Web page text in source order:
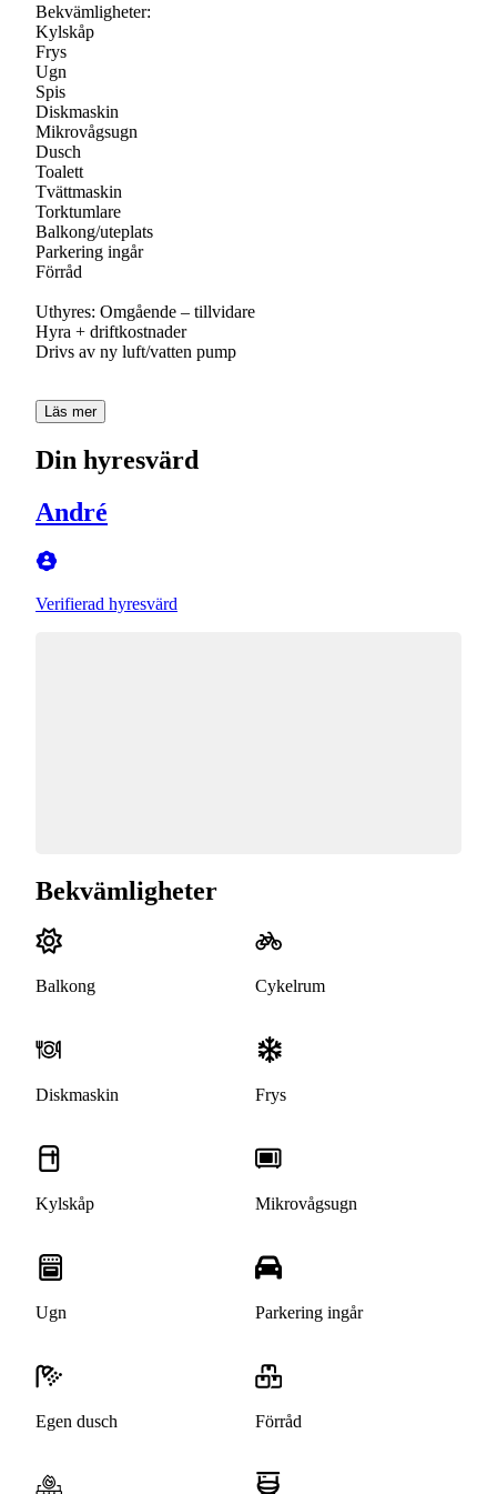
Bekvämligheter:
Kylskåp
Frys
Ugn
Spis
Diskmaskin
Mikrovågsugn
Dusch
Toalett
Tvättmaskin
Torktumlare
Balkong/uteplats
Parkering ingår
Förråd
Uthyres: Omgående – tillvidare
Hyra + driftkostnader
Drivs av ny luft/vatten pump
Läs mer
Din hyresvärd
André
Verifierad hyresvärd
Bekvämligheter
Balkong Cykelrum
Diskmaskin Frys
Kylskåp Mikrovågsugn
Ugn Parkering ingår
Egen dusch Förråd